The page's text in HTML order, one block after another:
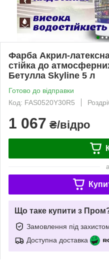
Фарба Акрил-
стійка до
Бетулла Skyline 5 л
Готово до відправки
Код: FAS0520Y30R5
1 067 ₴/відро
Що таке купити з
Замовлення під
Доступна доставка